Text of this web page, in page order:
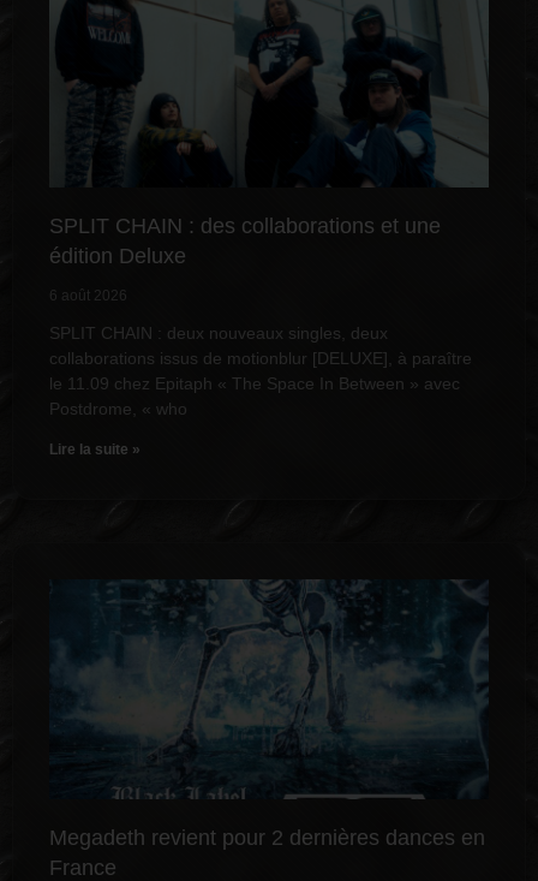
SPLIT CHAIN : des collaborations et une
édition Deluxe
6 août 2026
SPLIT CHAIN : deux nouveaux singles, deux
collaborations issus de motionblur [DELUXE], à paraître
le 11.09 chez Epitaph « The Space In Between » avec
Postdrome, « who
Lire la suite »
Megadeth revient pour 2 dernières dances en
France